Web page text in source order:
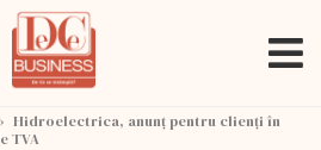
› Hidroelectrica, anunţ pentru clienţi în
TVA